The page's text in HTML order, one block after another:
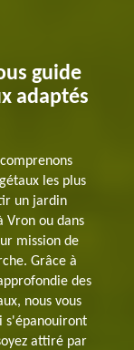
guide
adaptés
les plus
un jardin
Vron ou dans
mission de
Grâce à
des
nous vous
s'épanouiront
attiré par